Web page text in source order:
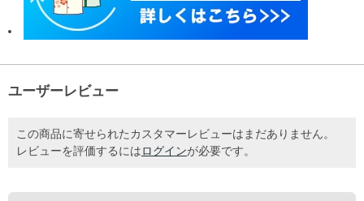
ユーザーレビュー
この商品に寄せられたカスタマーレビューはまだありません。
レビューを評価するには ログインが必要です。